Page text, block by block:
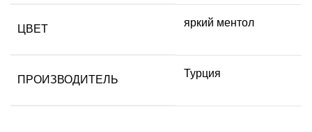
ЦВЕТ
яркий ментол
ПРОИЗВОДИТЕЛЬ
Турция